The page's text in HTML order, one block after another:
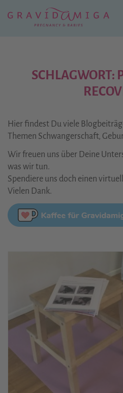
Hauptinhalt
SCHLAGWORT:
Hier findest Du viele
Themen Schwangerschaft,
Wir freuen uns über Deine
was wir tun.
Spendiere uns doch einen
Vielen Dank.